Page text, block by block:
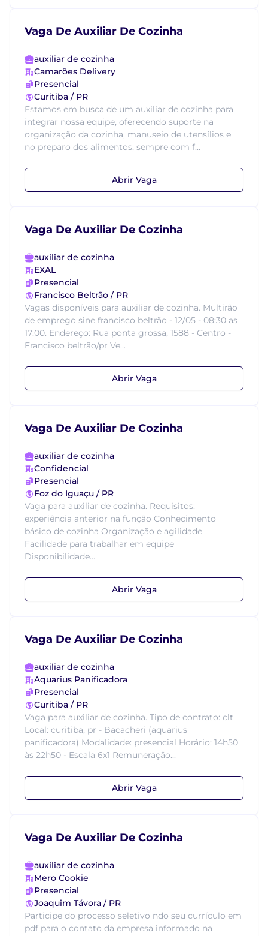
Vaga De Auxiliar De Cozinha
auxiliar de cozinha
Camarões Delivery
Presencial
Curitiba / PR
Estamos em busca de um auxiliar de cozinha para
integrar nossa equipe, oferecendo suporte na
organização da cozinha, manuseio de utensílios e
no preparo dos alimentos, sempre com f...
Abrir Vaga
Vaga De Auxiliar De Cozinha
auxiliar de cozinha
EXAL
Presencial
Francisco Beltrão / PR
Vagas disponíveis para auxiliar de cozinha. Multirão
de emprego sine francisco beltrão - 12/05 - 08:30 as
17:00. Endereço: Rua ponta grossa, 1588 - Centro -
Francisco beltrão/pr Ve...
Abrir Vaga
Vaga De Auxiliar De Cozinha
auxiliar de cozinha
Confidencial
Presencial
Foz do Iguaçu / PR
Vaga para auxiliar de cozinha. Requisitos:
experiência anterior na função Conhecimento
básico de cozinha Organização e agilidade
Facilidade para trabalhar em equipe
Disponibilidade...
Abrir Vaga
Vaga De Auxiliar De Cozinha
auxiliar de cozinha
Aquarius Panificadora
Presencial
Curitiba / PR
Vaga para auxiliar de cozinha. Tipo de contrato: clt
Local: curitiba, pr - Bacacheri (aquarius
panificadora) Modalidade: presencial Horário: 14h50
às 22h50 - Escala 6x1 Remuneração...
Abrir Vaga
Vaga De Auxiliar De Cozinha
auxiliar de cozinha
Mero Cookie
Presencial
Joaquim Távora / PR
Participe do processo seletivo ndo seu currículo em
pdf para o contato da empresa informado na